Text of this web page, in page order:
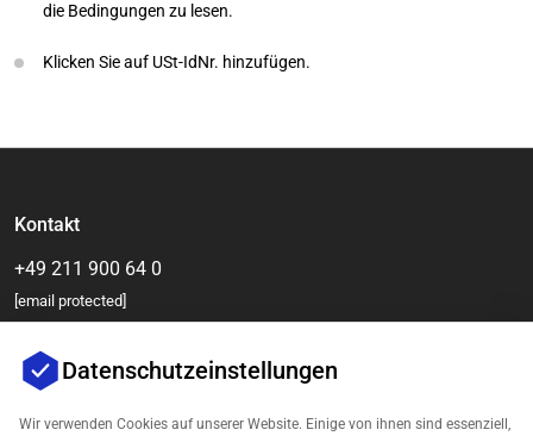
die Bedingungen zu lesen.
Klicken Sie auf USt-IdNr. hinzufügen.
Kontakt
+49 211 900 64 0
[email protected]
Datenschutzeinstellungen
Wir verwenden Cookies auf unserer Website. Einige von ihnen sind essenziell,